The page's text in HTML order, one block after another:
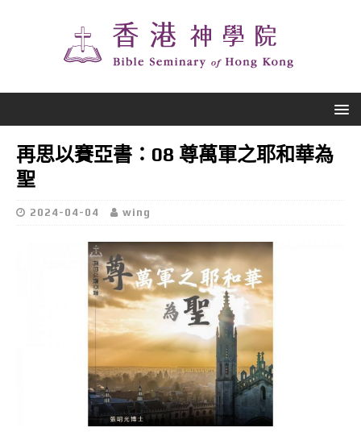
再思以賽亞書：08 尊萬軍之耶和華為
聖
2024-04-04 wing